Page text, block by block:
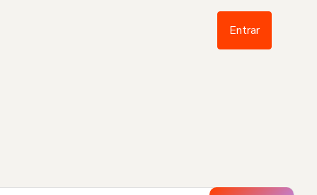
Entrar